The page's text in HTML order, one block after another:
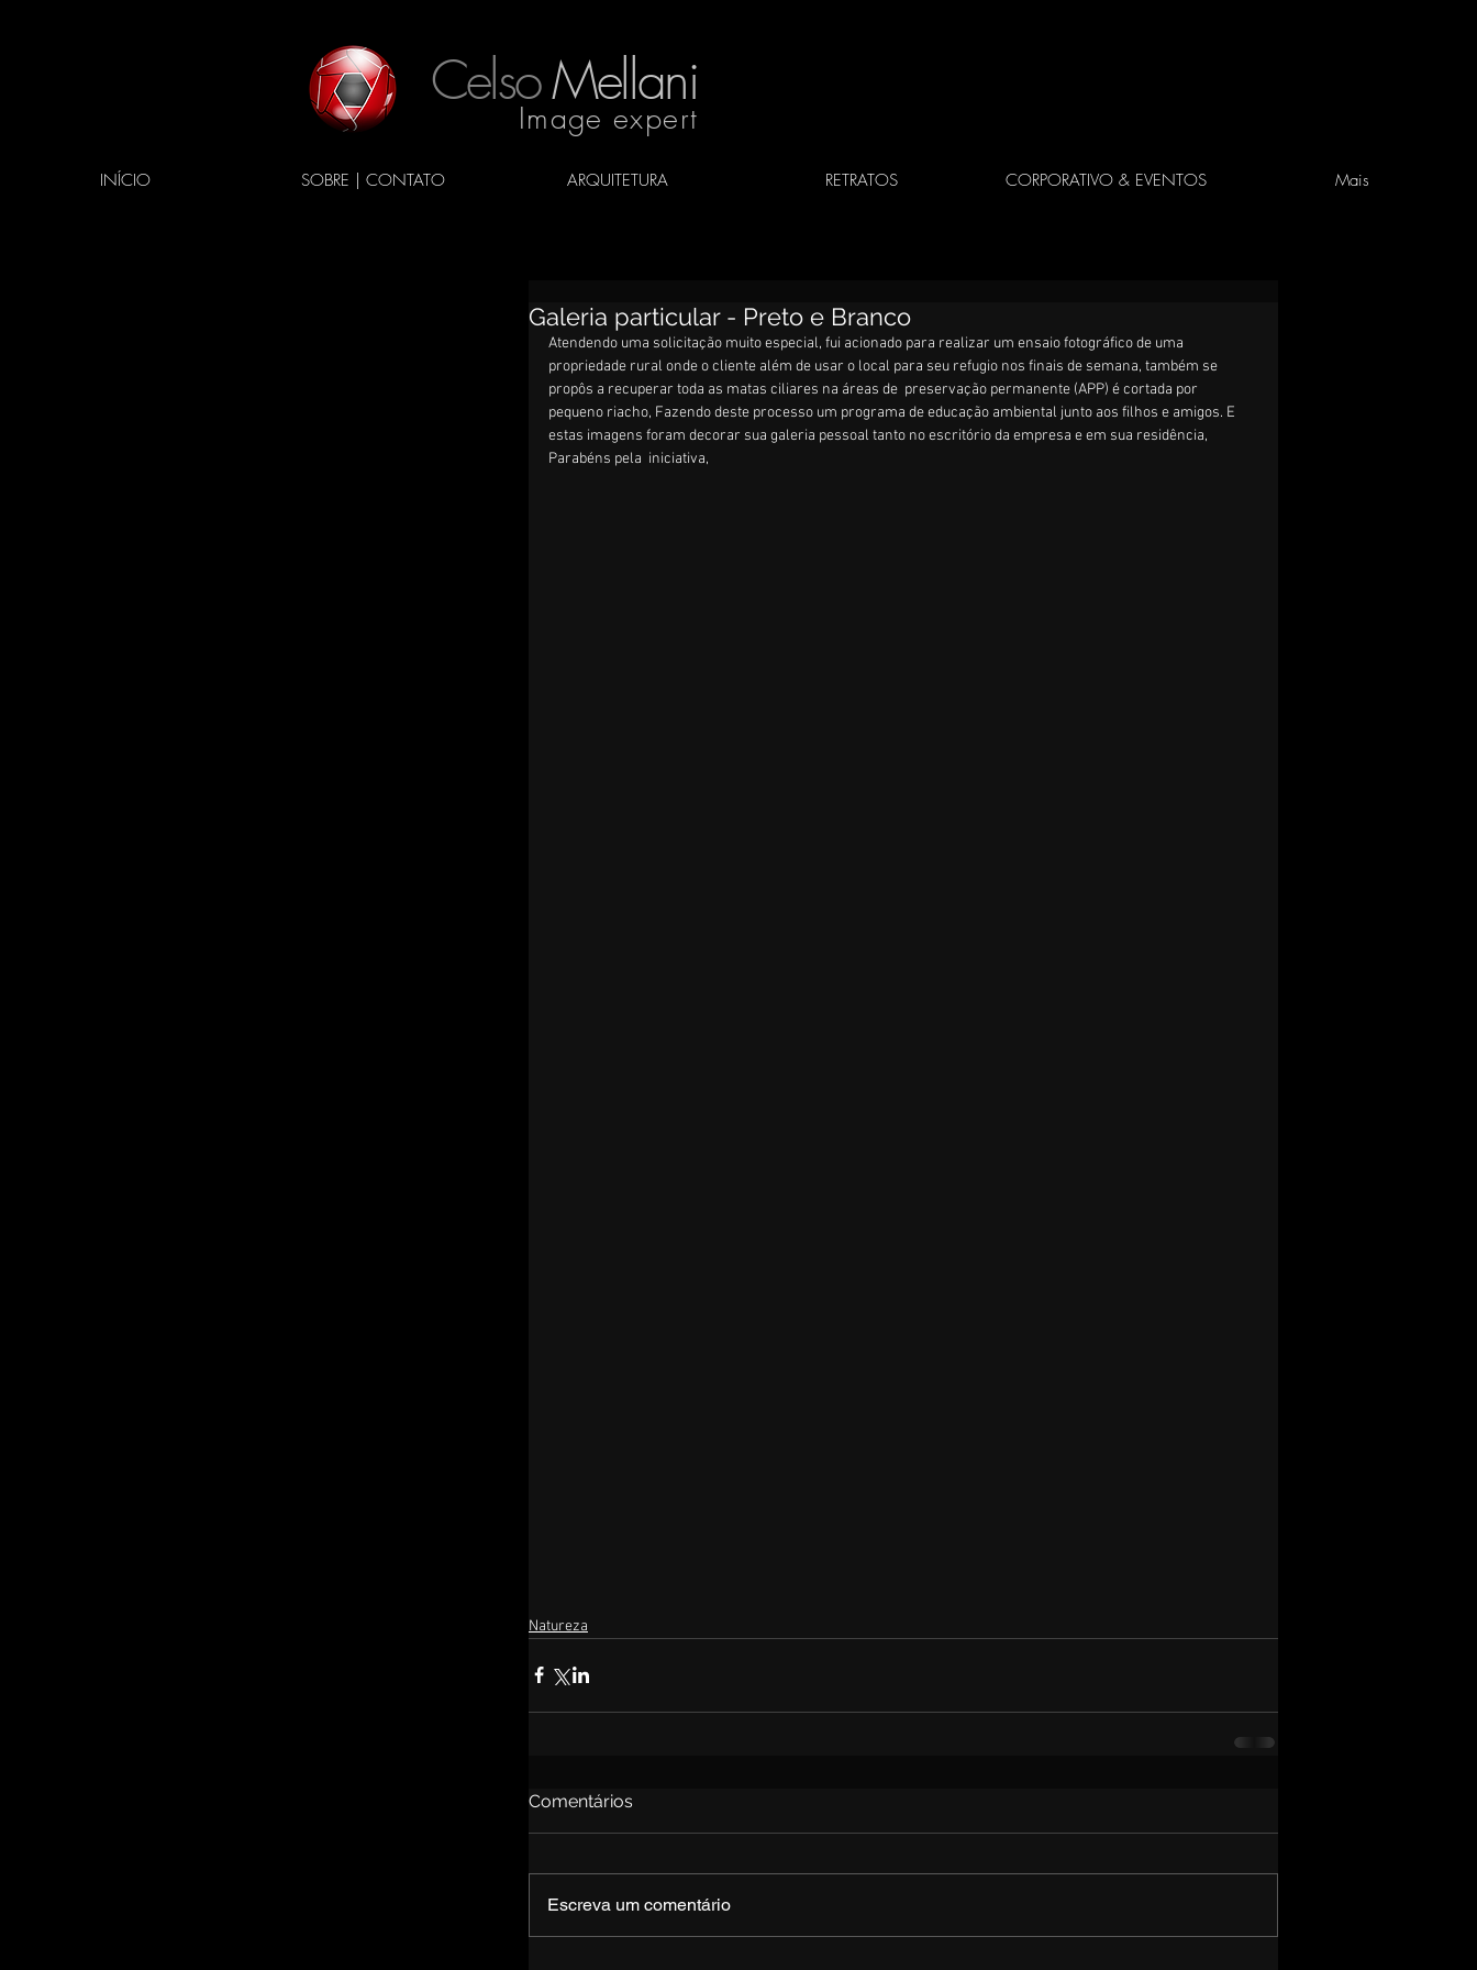
CelsoMellani
Image expert
INÍCIO SOBRE | CONTATO ARQUITETURA RETRATOS CORPORATIVO & EVENTOS Mais
Galeria particular - Preto e Branco
Atendendo uma solicitação muito especial, fui acionado para realizar um ensaio fotográfico de uma
propriedade rural onde o cliente além de usar o local para seu refugio nos finais de semana, também se
propôs a recuperar toda as matas ciliares na áreas de  preservação permanente (APP) é cortada por
pequeno riacho, Fazendo deste processo um programa de educação ambiental junto aos filhos e amigos. E
estas imagens foram decorar sua galeria pessoal tanto no escritório da empresa e em sua residência,
Parabéns pela  iniciativa,
Natureza
Comentários
Escreva um comentário